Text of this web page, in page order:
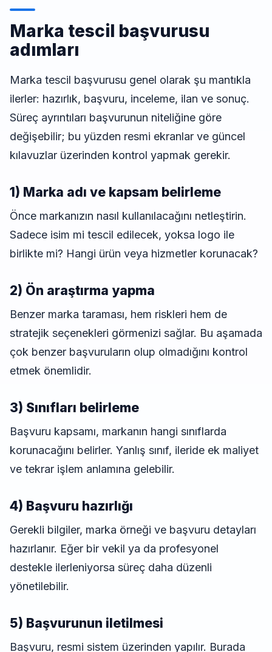
Marka tescil başvurusu
adımları
Marka tescil başvurusu genel olarak şu mantıkla
ilerler: hazırlık, başvuru, inceleme, ilan ve sonuç.
Süreç ayrıntıları başvurunun niteliğine göre
değişebilir; bu yüzden resmi ekranlar ve güncel
kılavuzlar üzerinden kontrol yapmak gerekir.
1) Marka adı ve kapsam belirleme
Önce markanızın nasıl kullanılacağını netleştirin.
Sadece isim mi tescil edilecek, yoksa logo ile
birlikte mi? Hangi ürün veya hizmetler korunacak?
2) Ön araştırma yapma
Benzer marka taraması, hem riskleri hem de
stratejik seçenekleri görmenizi sağlar. Bu aşamada
çok benzer başvuruların olup olmadığını kontrol
etmek önemlidir.
3) Sınıfları belirleme
Başvuru kapsamı, markanın hangi sınıflarda
korunacağını belirler. Yanlış sınıf, ileride ek maliyet
ve tekrar işlem anlamına gelebilir.
4) Başvuru hazırlığı
Gerekli bilgiler, marka örneği ve başvuru detayları
hazırlanır. Eğer bir vekil ya da profesyonel
destekle ilerleniyorsa süreç daha düzenli
yönetilebilir.
5) Başvurunun iletilmesi
Başvuru, resmi sistem üzerinden yapılır. Burada